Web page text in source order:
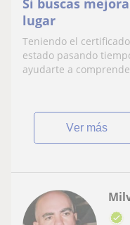
lugar
Teniendo el
estado pasando
ayudarte a
ver más